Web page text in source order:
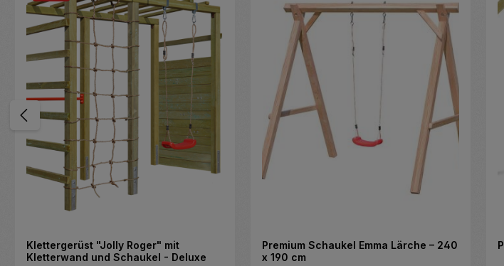
Klettergerüst "Jolly Roger" mit
Kletterwand und Schaukel - Deluxe
Premium Schaukel Emma Lärche – 240
x 190 cm